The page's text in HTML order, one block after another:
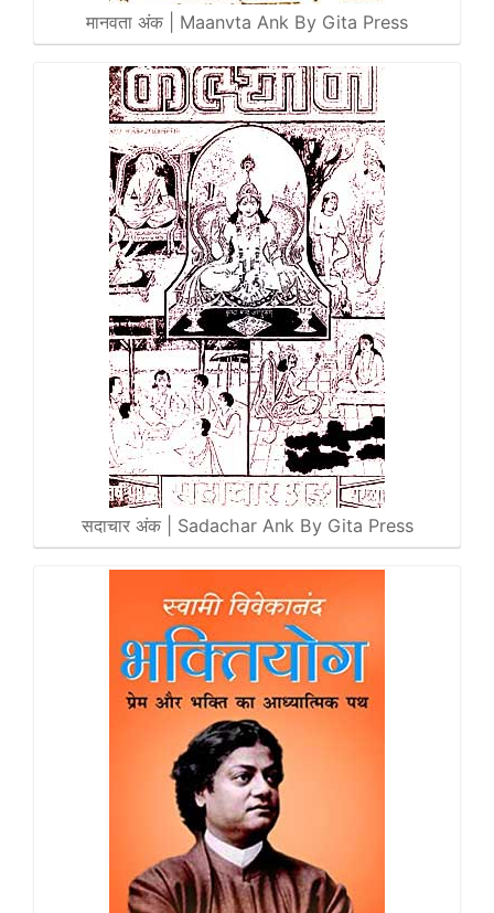
मानवता अंक | Maanvta Ank By Gita Press
सदाचार अंक | Sadachar Ank By Gita Press